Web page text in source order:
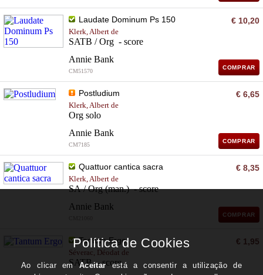
Laudate Dominum Ps 150
Klerk, Albert de
SATB / Org - score
Annie Bank
CM51570
€ 10,20
COMPRAR
Postludium
Klerk, Albert de
Org solo
Annie Bank
CM7185
€ 6,65
COMPRAR
Quattuor cantica sacra
Klerk, Albert de
SA / Org (man.) - score
Annie Bank
€ 8,35
COMPRAR
Tantum Ergo
Séverac, Déodat de
SATB - score
€ 1,95